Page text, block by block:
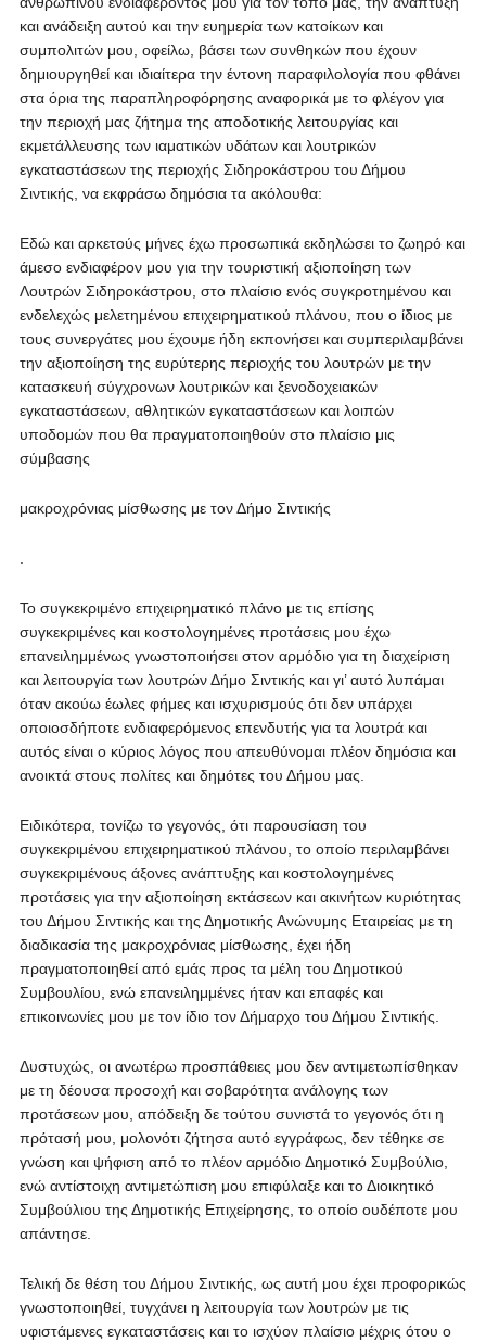
και ανάδειξη αυτού και την ευημερία των κατοίκων και
συμπολιτών μου, οφείλω, βάσει των συνθηκών που έχουν
δημιουργηθεί και ιδιαίτερα την έντονη παραφιλολογία που φθάνει
στα όρια της παραπληροφόρησης αναφορικά με το φλέγον για
την περιοχή μας ζήτημα της αποδοτικής λειτουργίας και
εκμετάλλευσης των ιαματικών υδάτων και λουτρικών
εγκαταστάσεων της περιοχής Σιδηροκάστρου του Δήμου
Σιντικής, να εκφράσω δημόσια τα ακόλουθα:
Εδώ και αρκετούς μήνες έχω προσωπικά εκδηλώσει το ζωηρό και
άμεσο ενδιαφέρον μου για την τουριστική αξιοποίηση των
Λουτρών Σιδηροκάστρου, στο πλαίσιο ενός συγκροτημένου και
ενδελεχώς μελετημένου επιχειρηματικού πλάνου, που ο ίδιος με
τους συνεργάτες μου έχουμε ήδη εκπονήσει και συμπεριλαμβάνει
την αξιοποίηση της ευρύτερης περιοχής του λουτρών με την
κατασκευή σύγχρονων λουτρικών και ξενοδοχειακών
εγκαταστάσεων, αθλητικών εγκαταστάσεων και λοιπών
υποδομών που θα πραγματοποιηθούν στο πλαίσιο μις
σύμβασης
μακροχρόνιας μίσθωσης με τον Δήμο Σιντικής
Το συγκεκριμένο επιχειρηματικό πλάνο με τις επίσης
συγκεκριμένες και κοστολογημένες προτάσεις μου έχω
επανειλημμένως γνωστοποιήσει στον αρμόδιο για τη διαχείριση
και λειτουργία των λουτρών Δήμο Σιντικής και γι’ αυτό λυπάμαι
όταν ακούω έωλες φήμες και ισχυρισμούς ότι δεν υπάρχει
οποιοσδήποτε ενδιαφερόμενος επενδυτής για τα λουτρά και
αυτός είναι ο κύριος λόγος που απευθύνομαι πλέον δημόσια και
ανοικτά στους πολίτες και δημότες του Δήμου μας.
Ειδικότερα, τονίζω το γεγονός, ότι παρουσίαση του
συγκεκριμένου επιχειρηματικού πλάνου, το οποίο περιλαμβάνει
συγκεκριμένους άξονες ανάπτυξης και κοστολογημένες
προτάσεις για την αξιοποίηση εκτάσεων και ακινήτων κυριότητας
του Δήμου Σιντικής και της Δημοτικής Ανώνυμης Εταιρείας με τη
διαδικασία της μακροχρόνιας μίσθωσης, έχει ήδη
πραγματοποιηθεί από εμάς προς τα μέλη του Δημοτικού
Συμβουλίου, ενώ επανειλημμένες ήταν και επαφές και
επικοινωνίες μου με τον ίδιο τον Δήμαρχο του Δήμου Σιντικής.
Δυστυχώς, οι ανωτέρω προσπάθειες μου δεν αντιμετωπίσθηκαν
με τη δέουσα προσοχή και σοβαρότητα ανάλογης των
προτάσεων μου, απόδειξη δε τούτου συνιστά το γεγονός ότι η
πρότασή μου, μολονότι ζήτησα αυτό εγγράφως, δεν τέθηκε σε
γνώση και ψήφιση από το πλέον αρμόδιο Δημοτικό Συμβούλιο,
ενώ αντίστοιχη αντιμετώπιση μου επιφύλαξε και το Διοικητικό
Συμβούλιου της Δημοτικής Επιχείρησης, το οποίο ουδέποτε μου
απάντησε.
Τελική δε θέση του Δήμου Σιντικής, ως αυτή μου έχει προφορικώς
γνωστοποιηθεί, τυγχάνει η λειτουργία των λουτρών με τις
υφιστάμενες εγκαταστάσεις και το ισχύον πλαίσιο μέχρις ότου ο